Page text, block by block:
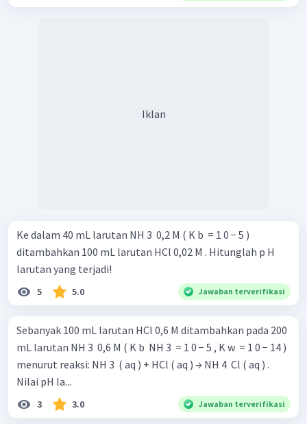
Iklan
Ke dalam 40 mL larutan NH 3 ​ 0,2 M ( K b ​ = 1 0 − 5 )
ditambahkan 100 mL larutan HCl 0,02 M . Hitunglah p H
larutan yang terjadi!
5 5.0 Jawaban terverifikasi
Sebanyak 100 mL larutan HCI 0,6 M ditambahkan pada 200
mL larutan NH 3 ​ 0,6 M ( K b ​ NH 3 ​ = 1 0 − 5 , K w ​ = 1 0 − 14 )
menurut reaksi: NH 3 ​ ( aq ) + HCl ( aq ) → NH 4 ​ Cl ( aq ) .
Nilai pH la...
3 3.0 Jawaban terverifikasi